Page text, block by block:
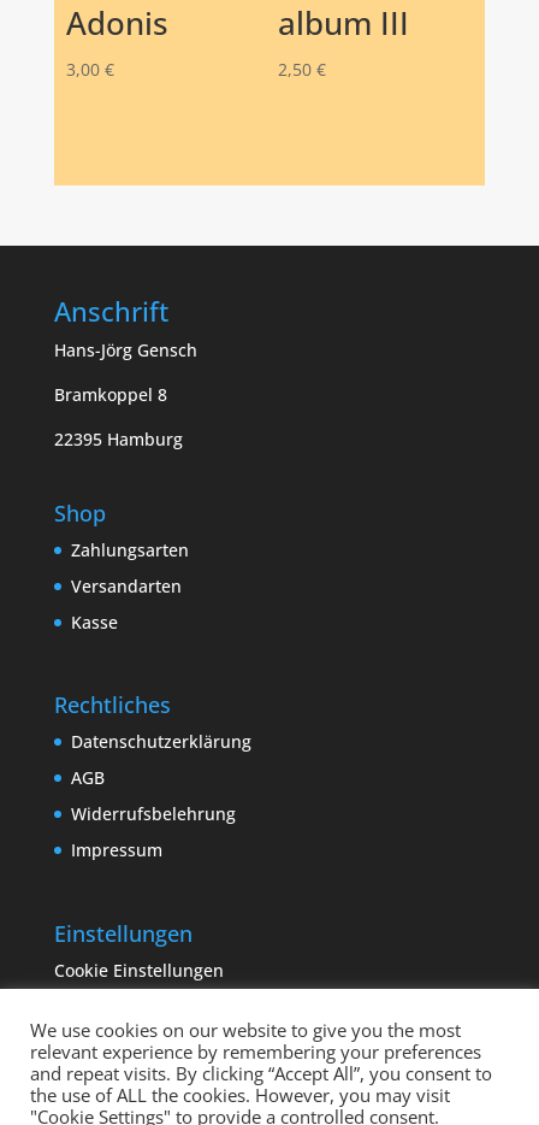
Adonis
3,00 €
album III
2,50 €
Anschrift
Hans-Jörg Gensch
Bramkoppel 8
22395 Hamburg
Shop
Zahlungsarten
Versandarten
Kasse
Rechtliches
Datenschutzerklärung
AGB
Widerrufsbelehrung
Impressum
Einstellungen
Cookie Einstellungen
We use cookies on our website to give you the most
relevant experience by remembering your preferences
and repeat visits. By clicking “Accept All”, you consent to
the use of ALL the cookies. However, you may visit
"Cookie Settings" to provide a controlled consent.